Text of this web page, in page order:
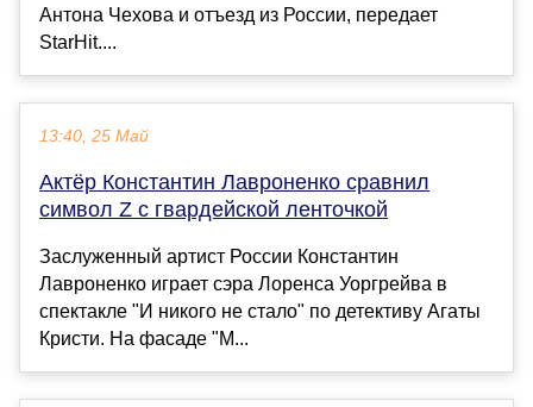
Антона Чехова и отъезд из России, передает
StarHit....
13:40, 25 Май
Актёр Константин Лавроненко сравнил
символ Z с гвардейской ленточкой
Заслуженный артист России Константин
Лавроненко играет сэра Лоренса Уоргрейва в
спектакле "И никого не стало" по детективу Агаты
Кристи. На фасаде "М...